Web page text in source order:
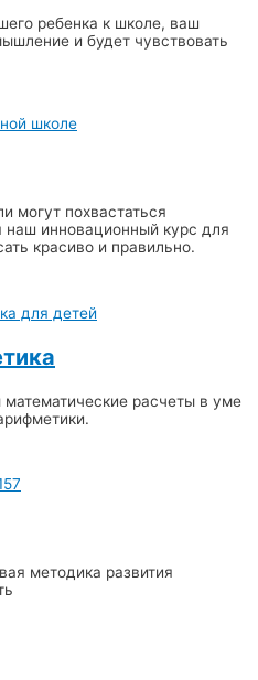
ребенка к школе, ваш
и будет чувствовать
могут похвастаться
инновационный курс для
красиво и правильно.
расчеты в уме
методика развития